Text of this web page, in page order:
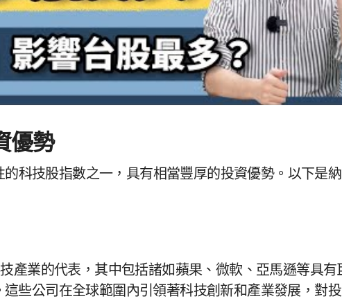
優勢
科技股指數之一，具有相當豐厚的投資優勢。以下是納
些公司在全球範圍內引領著科技創新和產業發展，對投